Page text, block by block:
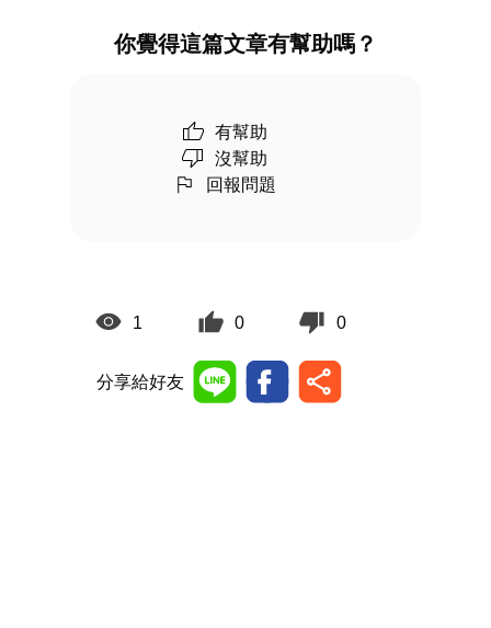
你覺得這篇文章有幫助嗎？
有幫助
沒幫助
回報問題
1 0 0
分享給好友